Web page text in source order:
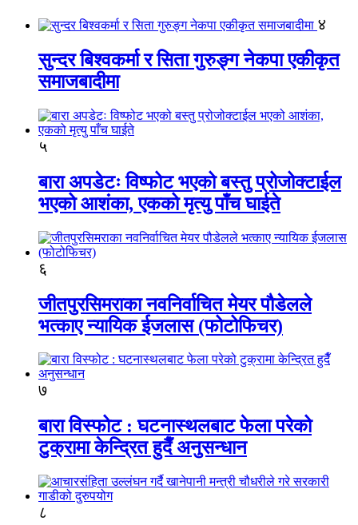
४
सुन्दर बिश्वकर्मा र सिता गुरुङ्ग नेकपा एकीकृत
समाजबादीमा
५
बारा अपडेटः विष्फोट भएको बस्तु प्रोजोक्टाईल
भएको आशंका, एकको मृत्यु पाँच घाईते
६
जीतपुरसिमराका नवनिर्वाचित मेयर पौडेलले
भत्काए न्यायिक ईजलास (फोटोफिचर)
७
बारा विस्फोट : घटनास्थलबाट फेला परेको
टुक्रामा केन्द्रित हुदैँ अनुसन्धान
८